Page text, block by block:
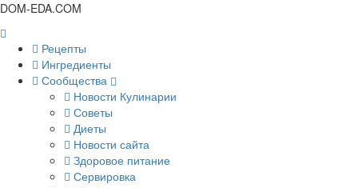
DOM-EDA.COM
Рецепты
Ингредиенты
Сообщества
Новости Кулинарии
Советы
Диеты
Новости сайта
Здоровое питание
Сервировка